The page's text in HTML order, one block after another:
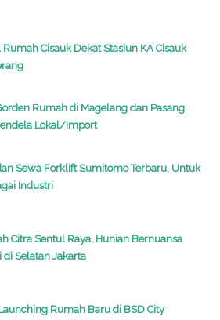
Rumah Cisauk Dekat Stasiun KA Cisauk
Rumah di Magelang dan Pasang
Lokal/Import
Sewa Forklift Sumitomo Terbaru, Untuk
Industri
Citra Sentul Raya, Hunian Bernuansa
di Selatan Jakarta
Rumah Baru di BSD City